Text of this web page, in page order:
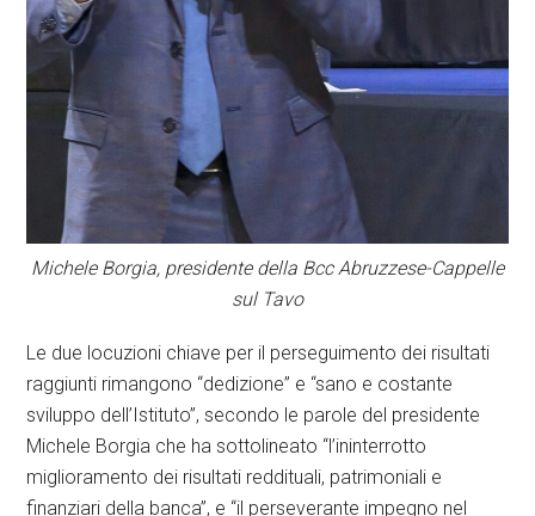
Michele Borgia, presidente della Bcc Abruzzese-Cappelle
sul Tavo
Le due locuzioni chiave per il perseguimento dei risultati
raggiunti rimangono “dedizione” e “sano e costante
sviluppo dell’Istituto”, secondo le parole del presidente
Michele Borgia che ha sottolineato “l’ininterrotto
miglioramento dei risultati reddituali, patrimoniali e
finanziari della banca”, e “il perseverante impegno nel